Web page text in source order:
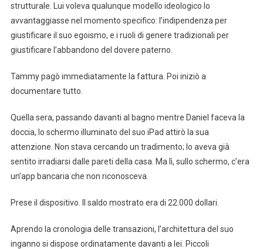
strutturale. Lui voleva qualunque modello ideologico lo
avvantaggiasse nel momento specifico: l’indipendenza per
giustificare il suo egoismo, e i ruoli di genere tradizionali per
giustificare l’abbandono del dovere paterno.
Tammy pagò immediatamente la fattura. Poi iniziò a
documentare tutto.
Quella sera, passando davanti al bagno mentre Daniel faceva la
doccia, lo schermo illuminato del suo iPad attirò la sua
attenzione. Non stava cercando un tradimento; lo aveva già
sentito irradiarsi dalle pareti della casa. Ma lì, sullo schermo, c’era
un’app bancaria che non riconosceva.
Prese il dispositivo. Il saldo mostrato era di 22.000 dollari.
Aprendo la cronologia delle transazioni, l’architettura del suo
inganno si dispose ordinatamente davanti a lei. Piccoli